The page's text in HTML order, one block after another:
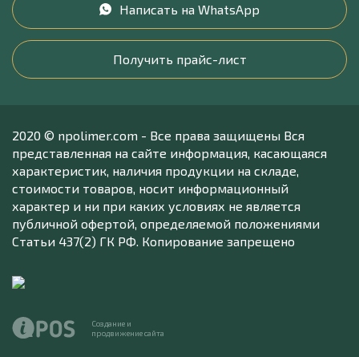
Написать на WhatsApp
Получить прайс-лист
2020 © npolimer.com - Все права защищены Вся
представленная на сайте информация, касающаяся
характеристик, наличия продукции на складе,
стоимости товаров, носит информационный
характер и ни при каких условиях не является
публичной офертой, определяемой положениями
Статьи 437(2) ГК РФ. Копирование запрещено
Создание и
продвижение сайта